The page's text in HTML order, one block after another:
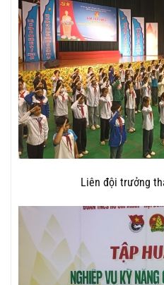
Liên đội trưởng